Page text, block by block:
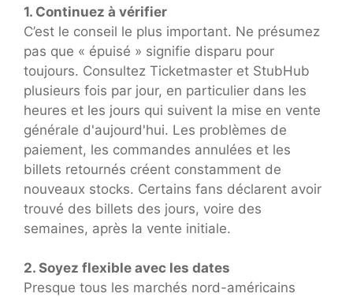
1. Continuez à vérifier
C’est le conseil le plus important. Ne présumez
pas que « épuisé » signifie disparu pour
toujours. Consultez Ticketmaster et StubHub
plusieurs fois par jour, en particulier dans les
heures et les jours qui suivent la mise en vente
générale d'aujourd'hui. Les problèmes de
paiement, les commandes annulées et les
billets retournés créent constamment de
nouveaux stocks. Certains fans déclarent avoir
trouvé des billets des jours, voire des
semaines, après la vente initiale.
2. Soyez flexible avec les dates
Presque tous les marchés nord-américains